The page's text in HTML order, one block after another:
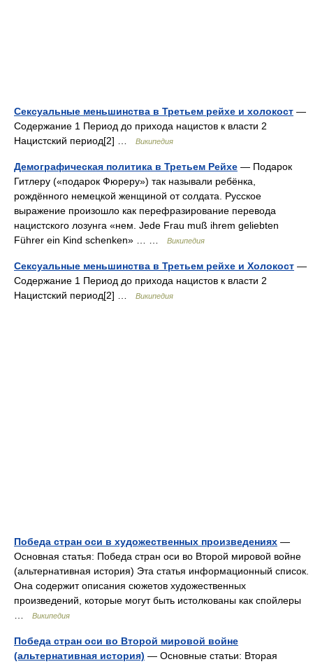
Сексуальные меньшинства в Третьем рейхе и холокост —
Содержание 1 Период до прихода нацистов к власти 2
Нацистский период[2] …
Википедия
Демографическая политика в Третьем Рейхе — Подарок
Гитлеру («подарок Фюреру») так называли ребёнка,
рождённого немецкой женщиной от солдата. Русское
выражение произошло как перефразирование перевода
нацистского лозунга «нем. Jede Frau muß ihrem geliebten
Führer ein Kind schenken» … …
Википедия
Сексуальные меньшинства в Третьем рейхе и Холокост —
Содержание 1 Период до прихода нацистов к власти 2
Нацистский период[2] …
Википедия
Победа стран оси в художественных произведениях —
Основная статья: Победа стран оси во Второй мировой войне
(альтернативная история) Эта статья информационный список.
Она содержит описания сюжетов художественных
произведений, которые могут быть истолкованы как спойлеры
Википедия
Победа стран оси во Второй мировой войне
(альтернативная история) — Основные статьи: Вторая